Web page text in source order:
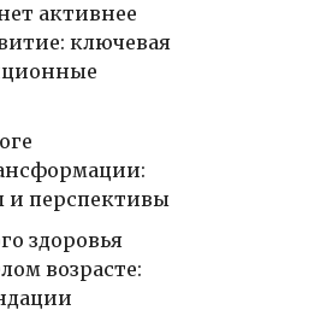
активнее
ключевая
и перспективы
здоровья
возрасте: